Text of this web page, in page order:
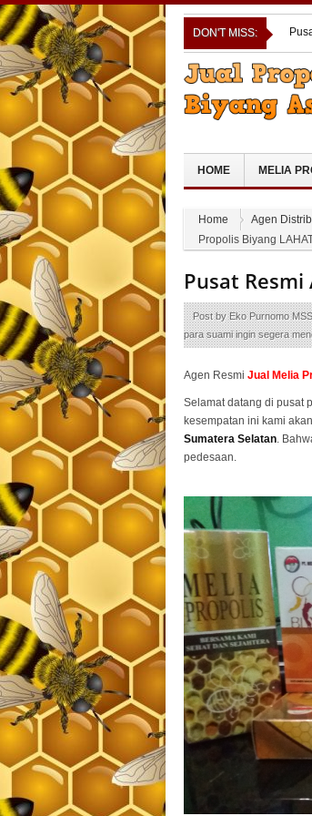
DON'T MISS:
HOME
MELIA
Home Agen
Propolis Biyang
Pusat Resmi
Post byEko Purnomo MSS
para suami ingin segera
Agen Resmi Jual Melia
Selamat datang di pusat
kesempatan ini kami
Sumatera Selatan.
pedesaan.